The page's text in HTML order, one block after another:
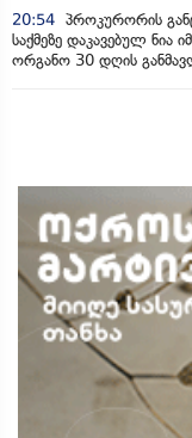
20:54 პროკურორის
საქმეზე დაკავებულ ნია
ორგანო 30 დღის